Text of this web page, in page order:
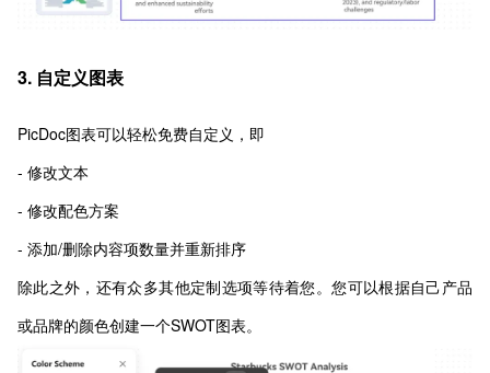
3. 自定义图表
PicDoc图表可以轻松免费自定义，即
- 修改文本
- 修改配色方案
- 添加/删除内容项数量并重新排序
除此之外，还有众多其他定制选项等待着您。您可以根据自己产品
或品牌的颜色创建一个SWOT图表。